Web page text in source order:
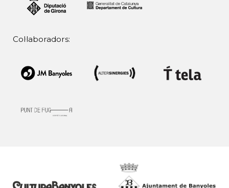
Col·laboradors: